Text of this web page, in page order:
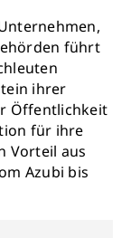
führt
ihrer
Öffentlichkeit
für ihre
Vorteil aus
Azubi bis